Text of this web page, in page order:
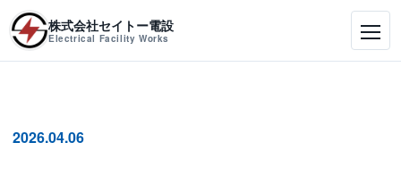
株式会社セイトー電設
Electrical Facility Works
2026.04.06